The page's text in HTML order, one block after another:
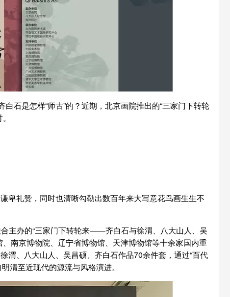
石是怎样“师古”的？近期，北京画院推出的“三家门下转轮
卑礼赞，同时也清晰勾勒出数百年来大写意花鸟画生生不
主办的“三家门下转轮来——齐白石与徐渭、八大山人、吴
南京博物院、辽宁省博物馆、天津博物馆等十余家国内重
渭、八大山人、吴昌硕、齐白石作品70余件套，通过“百代
清至近现代的源流与风格演进。